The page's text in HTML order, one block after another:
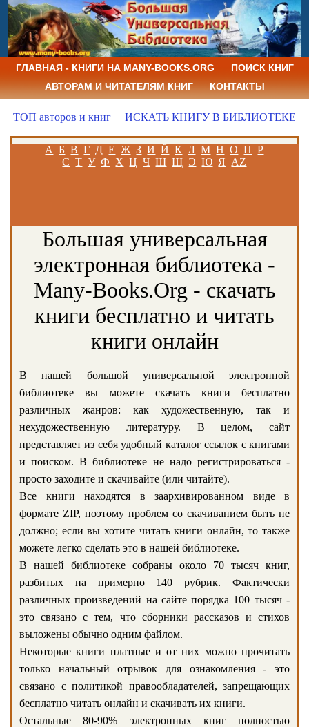
ГЛАВНАЯ - КНИГИ НА MANY-BOOKS.ORG
ПОИСК КНИГ
АВТОРАМ И ЧИТАТЕЛЯМ КНИГ
КОНТАКТЫ
ТОП авторов и книг ИСКАТЬ КНИГУ В БИБЛИОТЕКЕ
А Б В Г Д Е Ж З И Й К Л М Н О П Р
С Т У Ф Х Ц Ч Ш Щ Э Ю Я AZ
Большая универсальная
электронная библиотека -
Many-Books.Org - скачать
книги бесплатно и читать
книги онлайн
В нашей большой универсальной электронной
библиотеке вы можете скачать книги бесплатно
различных жанров: как художественную, так и
нехудожественную литературу. В целом, сайт
представляет из себя удобный каталог ссылок с книгами
и поиском. В библиотеке не надо регистрироваться -
просто заходите и скачивайте (или читайте).
Все книги находятся в заархивированном виде в
формате ZIP, поэтому проблем со скачиванием быть не
должно; если вы хотите читать книги онлайн, то также
можете легко сделать это в нашей библиотеке.
В нашей библиотеке собраны около 70 тысяч книг,
разбитых на примерно 140 рубрик. Фактически
различных произведений на сайте порядка 100 тысяч -
это связано с тем, что сборники рассказов и стихов
выложены обычно одним файлом.
Некоторые книги платные и от них можно прочитать
только начальный отрывок для ознакомления - это
связано с политикой правообладателей, запрещающих
бесплатно читать онлайн и скачивать их книги.
Остальные 80-90% электронных книг полностью